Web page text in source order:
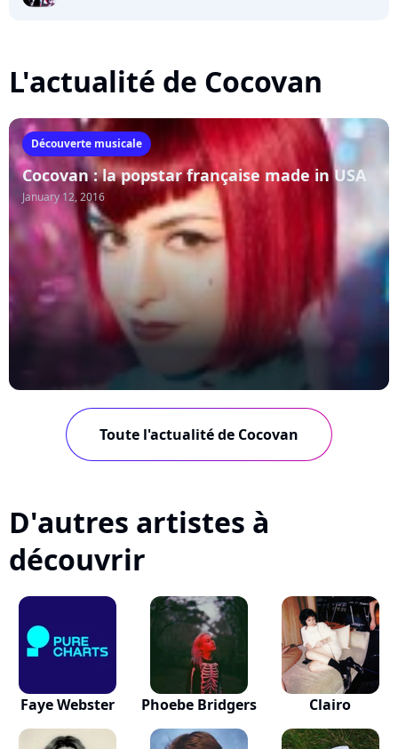
L'actualité de Cocovan
Découverte musicale
Cocovan : la popstar française made in USA
January 12, 2016
Toute l'actualité de Cocovan
D'autres artistes à
découvrir
Faye Webster Phoebe Bridgers Clairo